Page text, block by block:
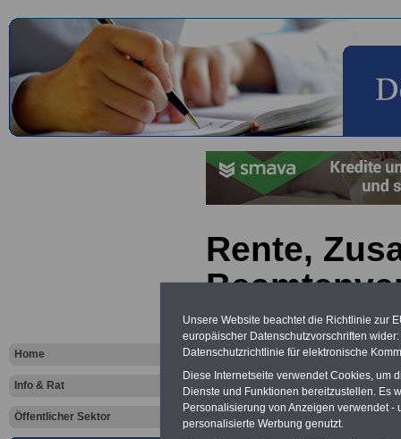
Home
Info & Rat
Öffentlicher Sektor
Rente,
Private
Übersicht
Vorteile für den
öffentlichen Dienst
Unsere Website beachtet die Richtlinie zur
europäischer Datenschutzvorschriften
Datenschutzrichtlinie für elektronische
Diese Internetseite verwendet Cookies, um
Dienste und Funktionen bereitzustellen. Es
Personalisierung von Anzeigen verwendet
personalisierte Werbung genutzt.